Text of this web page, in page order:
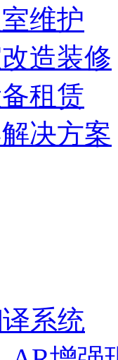
维护
造装修
租赁
决方案
系统